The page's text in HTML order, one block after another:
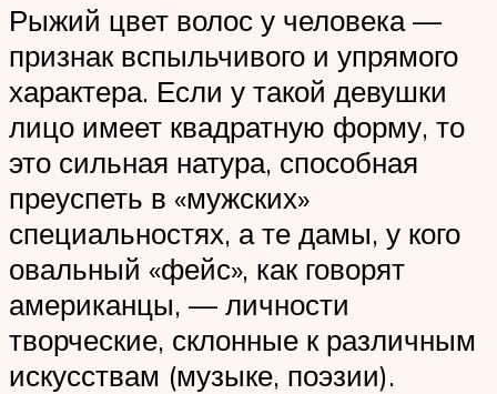
Рыжий цвет волос у человека —
признак вспыльчивого и упрямого
характера. Если у такой девушки
лицо имеет квадратную форму, то
это сильная натура, способная
преуспеть в «мужских»
специальностях, а те дамы, у кого
овальный «фейс», как говорят
американцы, — личности
творческие, склонные к различным
искусствам (музыке, поэзии).